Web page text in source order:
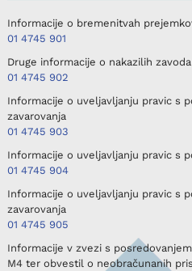
Informacije o bremenitvah
01 4745 901
Druge informacije o nakazilih zavoda
01 4745 902
Informacije o uveljavljanju pravic s
zavarovanja
01 4745 903
Informacije o uveljavljanju pravic s
01 4745 904
Informacije o uveljavljanju pravic s
zavarovanja
01 4745 905
Informacije v zvezi s
M4 ter obvestil o neobračunanih